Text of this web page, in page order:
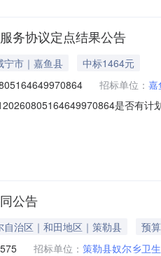
务协议定点结果公告
宁市｜嘉鱼县
中标1464元
招标单位： 嘉
是否有计
公告
自治区｜和田地区｜策勒县
预
招标单位： 策勒县奴尔乡卫